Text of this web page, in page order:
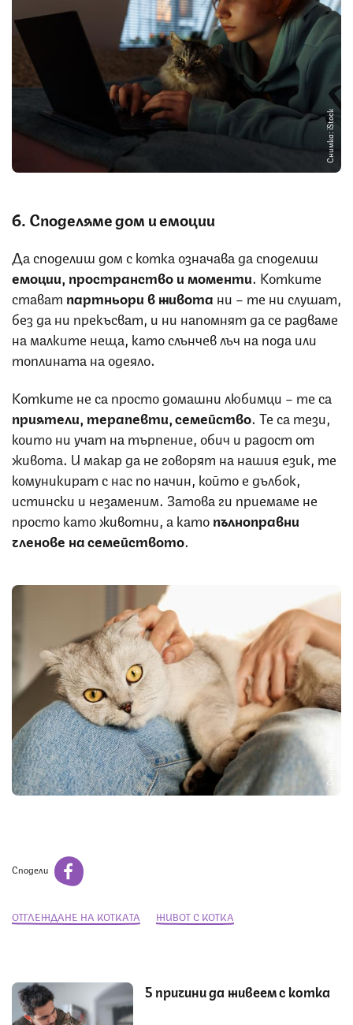
Снимка: iStock
6. Споделяме дом и емоции
Да споделиш дом с котка означава да споделиш
емоции, пространство и моменти. Котките
стават партньори в живота ни – те ни слушат,
без да ни прекъсват, и ни напомнят да се радваме
на малките неща, като слънчев лъч на пода или
топлината на одеяло.
Котките не са просто домашни любимци – те са
приятели, терапевти, семейство. Те са тези,
които ни учат на търпение, обич и радост от
живота. И макар да не говорят на нашия език, те
комуникират с нас по начин, който е дълбок,
истински и незаменим. Затова ги приемаме не
просто като животни, а катопълноправни
членове на семейството.
Снимка: iStock
Сподели
ОТГЛЕЖДАНЕ НА КОТКАТА ЖИВОТ С КОТКА
5 причини да живеем с котка